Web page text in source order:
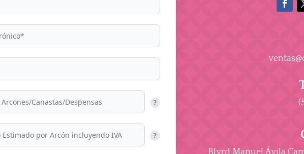
?
?
Blvrd Manuel Ávila